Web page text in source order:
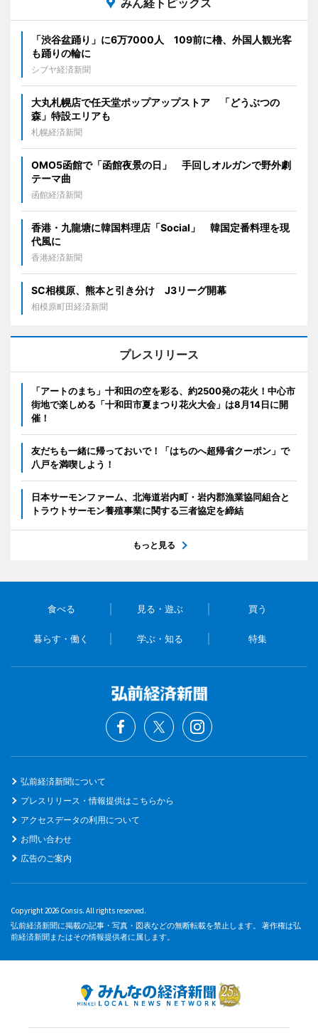
みん経トピックス
「渋谷盆踊り」に6万7000人 109前に櫓、外国人観光客
も踊りの輪に
シブヤ経済新聞
大丸札幌店で任天堂ポップアップストア 「どうぶつの
森」特設エリアも
札幌経済新聞
OMO5函館で「函館夜景の日」 手回しオルガンで野外劇
テーマ曲
函館経済新聞
香港・九龍塘に韓国料理店「Social」 韓国定番料理を現
代風に
香港経済新聞
SC相模原、熊本と引き分け J3リーグ開幕
相模原町田経済新聞
プレスリリース
「アートのまち」十和田の空を彩る、約2500発の花火！中心市
街地で楽しめる「十和田市夏まつり花火大会」は8月14日に開
催！
友だちも一緒に帰っておいで！「はちのへ超帰省クーポン」で
八戸を満喫しよう！
日本サーモンファーム、北海道岩内町・岩内郡漁業協同組合と
トラウトサーモン養殖事業に関する三者協定を締結
もっと見る
食べる 見る・遊ぶ 買う
暮らす・働く 学ぶ・知る 特集
弘前経済新聞について
プレスリリース・情報提供はこちらから
アクセスデータの利用について
お問い合わせ
広告のご案内
Copyright 2026 Consis. All rights reserved.
弘前経済新聞に掲載の記事・写真・図表などの無断転載を禁止します。 著作権は弘
前経済新聞またはその情報提供者に属します。